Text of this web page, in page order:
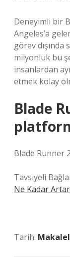
Deneyimli bir
Angeles’a
görev
milyonluk bu
insanlardan
etmek kolay
Blade
Blade Runner
Tavsiyeli
Ne Kadar Artar
Tarih: